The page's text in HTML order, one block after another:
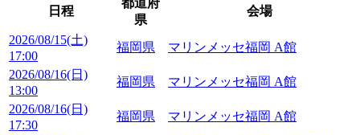
日程
県
会場
2026/08/15(土)
17:00
福岡県
マリンメッセ福岡 A館
2026/08/16(日)
13:00
福岡県
マリンメッセ福岡 A館
2026/08/16(日)
17:30
福岡県 マリンメッセ福岡 A館